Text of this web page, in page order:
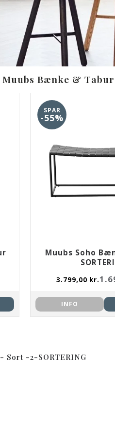
Bænke &
SPAR
-55%
Muubs Soho
3.799,00 kr.
INFO
Sort -2-SORTERING